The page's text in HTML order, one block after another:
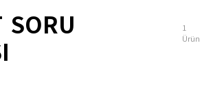
SORU
1
Ürün